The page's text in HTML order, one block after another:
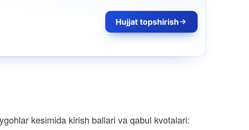
Hujjat topshirish
kesimida kirish ballari va qabul kvotalari: